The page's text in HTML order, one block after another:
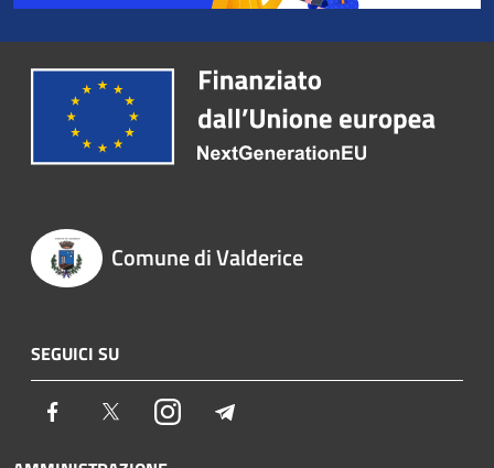
Comune di Valderice
SEGUICI SU
Facebook TwitterInstagram